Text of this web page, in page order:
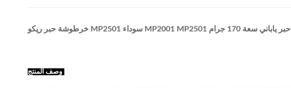
خرطوشة حبر ريكو MP2501 سوداء MP2001 MP2501 حبر ياباني سعة 170 جرام